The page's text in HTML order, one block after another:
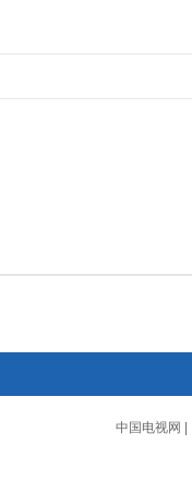
中国电视网